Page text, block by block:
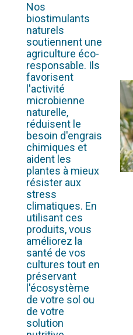
Nos
biostimulants
naturels
soutiennent une
agriculture éco-
responsable. Ils
favorisent
l'activité
microbienne
naturelle,
réduisent le
besoin d'engrais
chimiques et
aident les
plantes à mieux
résister aux
stress
climatiques. En
utilisant ces
produits, vous
améliorez la
santé de vos
cultures tout en
préservant
l'écosystème
de votre sol ou
de votre
solution